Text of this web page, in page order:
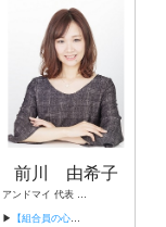
前川 由希子
アンドマイ 代表 組織活性化コンサルタント
▶ 【組合員の心をぐっと掴むコミュニケーション術～組合員が「あなたが言うなら」と動き出す３ステップ～】